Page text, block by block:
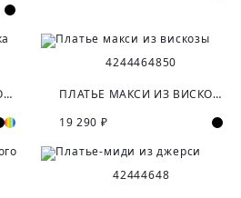
ПЛАТЬЕ-РУБАШКА ИЗ ХЛОПКА
4244464850
ПЛАТЬЕ МАКСИ ИЗ ВИСКОЗЫ
19 290 ₽
42444648